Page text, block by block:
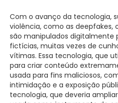
Com o avanço da tecnologia,
violência, como as deepfakes,
são manipulados digitalmente
fictícias, muitas vezes de
vítimas. Essa tecnologia, que
para criar conteúdo
usada para fins maliciosos,
intimidação e a exposição
tecnologia, que deveria